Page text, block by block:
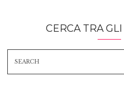
CERCA TRA